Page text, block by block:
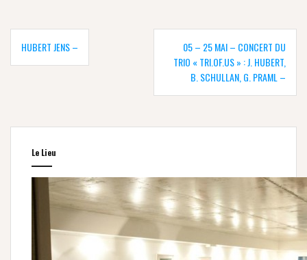
Navigation
l’article
HUBERT JENS –
05 – 25 MAI – CONCERT DU
TRIO « TRI.OF.US » : J. HUBERT,
B. SCHULLAN, G. PRAML –
Le Lieu